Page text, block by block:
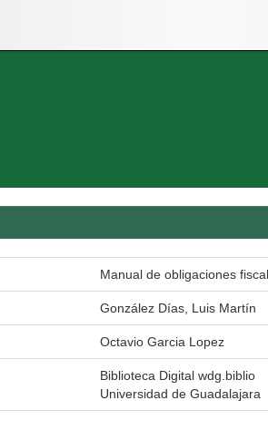
Manual de obligaciones
González Días, Luis Martín
Octavio Garcia Lopez
Biblioteca Digital wdg.biblio
Universidad de Guadalajara